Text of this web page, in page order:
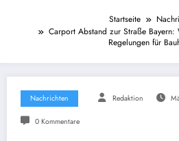
Startseite
Carport Abstand zur Straße
Regelungen für
Nachrichten Redaktion
0 Kommentare